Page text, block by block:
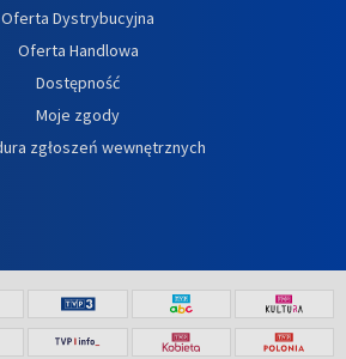
Oferta Dystrybucyjna
Oferta Handlowa
Dostępność
Moje zgody
zgłoszeń wewnętrznych